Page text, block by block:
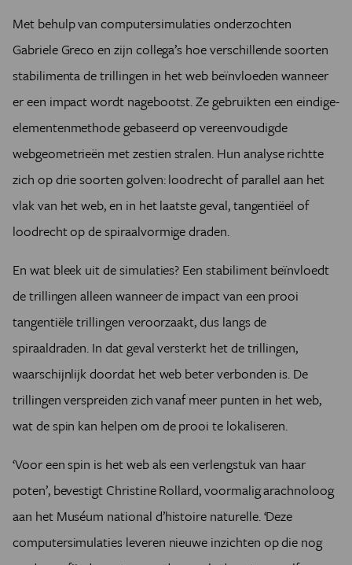
Met behulp van computersimulaties onderzochten
Gabriele Greco en zijn collega’s hoe verschillende soorten
stabilimenta de trillingen in het web beïnvloeden wanneer
er een impact wordt nagebootst. Ze gebruikten een eindige-
elementenmethode gebaseerd op vereenvoudigde
webgeometrieën met zestien stralen. Hun analyse richtte
zich op drie soorten golven: loodrecht of parallel aan het
vlak van het web, en in het laatste geval, tangentiëel of
loodrecht op de spiraalvormige draden.
En wat bleek uit de simulaties? Een stabiliment beïnvloedt
de trillingen alleen wanneer de impact van een prooi
tangentiële trillingen veroorzaakt, dus langs de
spiraaldraden. In dat geval versterkt het de trillingen,
waarschijnlijk doordat het web beter verbonden is. De
trillingen verspreiden zich vanaf meer punten in het web,
wat de spin kan helpen om de prooi te lokaliseren.
‘Voor een spin is het web als een verlengstuk van haar
poten’, bevestigt Christine Rollard, voormalig arachnoloog
aan het Muséum national d’histoire naturelle. ‘Deze
computersimulaties leveren nieuwe inzichten op die nog